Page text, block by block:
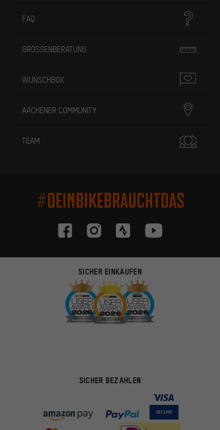
FAQ
GRÖSSENBERATUNG
WUNSCHBOX
AACHENER COMMUNITY
TEAM
#DEINBIKEBRAUCHTDAS
SICHER EINKAUFEN
SICHER BEZAHLEN